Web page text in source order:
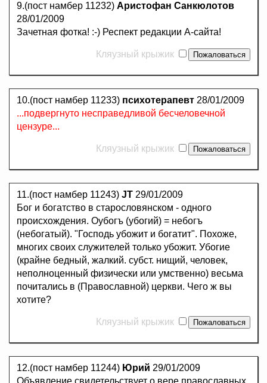
9.(пост намбер 11232) Аристофан Санкюлотов
28/01/2009
Зачетная фотка! :-) Респект редакции А-сайта!
Кляузный крыжик
10.(пост намбер 11233) психотерапевт 28/01/2009
...подвергнуто несправедливой бесчеловечной
цензуре...
Кляузный крыжик
11.(пост намбер 11243) JT 29/01/2009
Бог и богатство в старословянском - одного
происхождения. Оубогъ (убогий) = небогъ
(небогатый). "Господь убожит и богатит". Похоже,
многих своих служителей только убожит. Убогие
(крайне бедный, жалкий. субст. нищий, человек,
неполноценный физически или умственно) весьма
почитались в (Православной) церкви. Чего ж вы
хотите?
Кляузный крыжик
12.(пост намбер 11244) Юрий 29/01/2009